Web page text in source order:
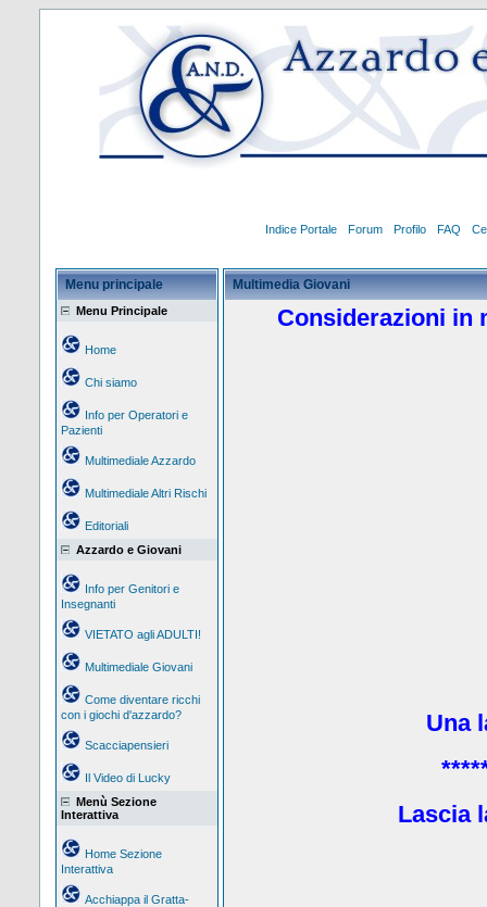
Indice Portale Forum Profilo FAQ
Menu principale
Menu Principale
Home
Chi siamo
Info per Operatori e
Pazienti
Multimediale Azzardo
Multimediale Altri Rischi
Editoriali
Azzardo e Giovani
Info per Genitori e
Insegnanti
VIETATO agli ADULTI!
Multimediale Giovani
Come diventare ricchi
con i giochi d'azzardo?
Scacciapensieri
Il Video di Lucky
Menù Sezione
Interattiva
Home Sezione
Interattiva
Acchiappa il Gratta-
Multimedia Giovani
Considerazioni in
Una
Lascia